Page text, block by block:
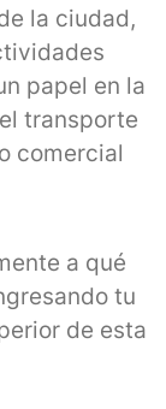
la ciudad,
papel en la
transporte
comercial
a qué
tu
de esta